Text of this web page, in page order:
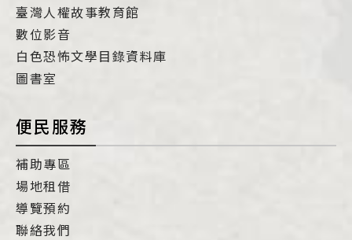
臺灣人權故事教育館
數位影音
白色恐怖文學目錄資料庫
圖書室
便民服務
補助專區
場地租借
導覽預約
聯絡我們